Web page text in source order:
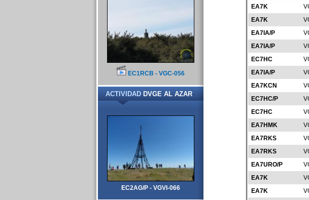
EA7K
EA7K
EA7IA/P
EA7IA/P
EC7HC
EA7IA/P
EA7KCN
EC7HC/P
EC7HC
EA7HMK
EA7RKS
EA7RKS
EA7URO/P
EA7K
EA7K
EC1RCB - VGC-056
ACTIVIDADDVGE AL AZAR
EC2AG/P - VGVI-066